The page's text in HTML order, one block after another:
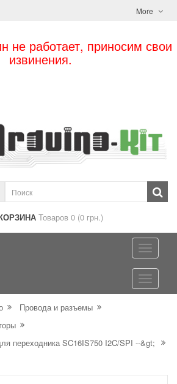
More
не работает, приносим свои
извинения.
Товаров 0 (0 грн.)
Провода и разъемы
переходника SC16IS750 I2C/SPI --&gt;